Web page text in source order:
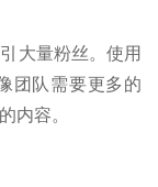
大量粉丝。使用
团队需要更多的
内容。